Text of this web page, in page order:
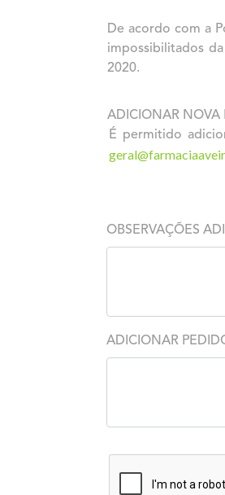
De acordo com a
impossibilitados
2020.
ADICIONAR NOVA
É permitido
OBSERVAÇÕES
ADICIONAR